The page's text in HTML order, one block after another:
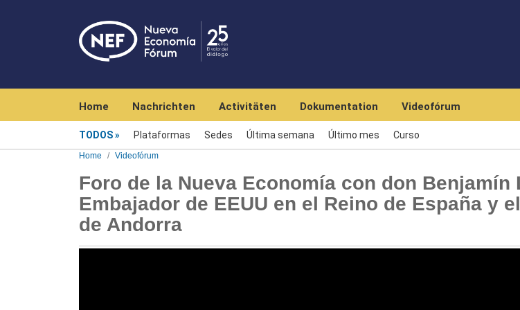
Home Nachrichten Activitäten Dokumentation Videofórum
TODOS Plataformas Sedes Última semana Último mes Curso
Home Videofórum
Foro de la Nueva Economía con don Benjamín
Embajador de EEUU en el Reino de España y
de Andorra